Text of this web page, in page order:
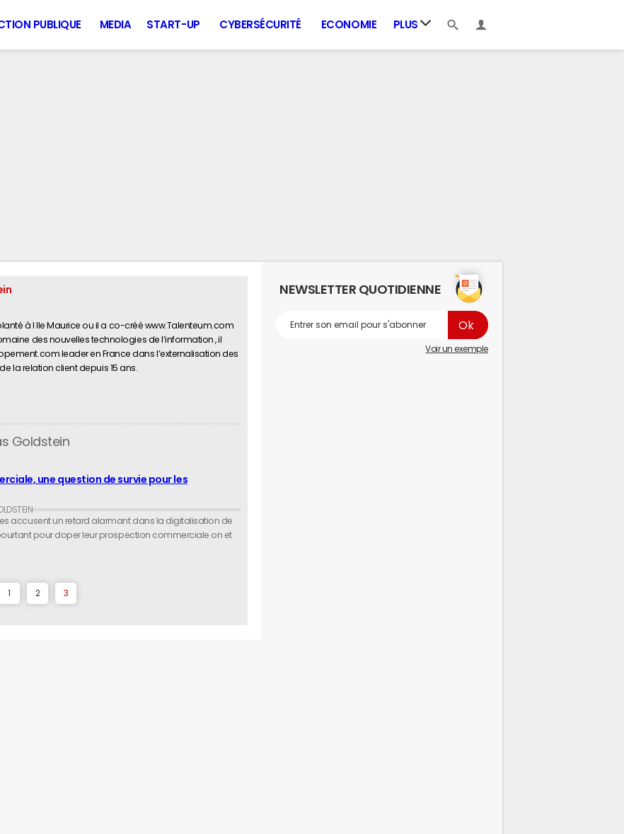
PUBLIQUE MEDIA START-UP CYBERSÉCURITÉ ECONOMIE PLUS
à l Ile Maurice ou il a co-créé www.Talenteum.com
des nouvelles technologies de l’information , il
leader en France dans l’externalisation des
la relation client depuis 15 ans.
Goldstein
une question de survie pour les
accusent un retard alarmant dans la digitalisation de
pour doper leur prospection commerciale on et
1 2 3
NEWSLETTER QUOTIDIENNE
Voir un exemple